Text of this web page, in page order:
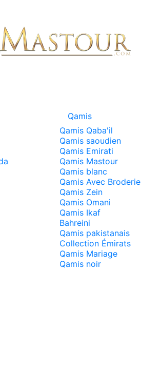
Qamis
Qamis Qaba'il
Qamis saoudien
Qamis Emirati
Qamis Mastour
Qamis blanc
Qamis Avec Broderie
Qamis Zein
Qamis Omani
Qamis Ikaf
Bahreini
Qamis pakistanais
Collection Émirats
Qamis Mariage
Qamis noir